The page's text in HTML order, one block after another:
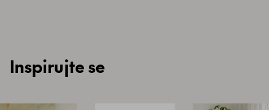
Inspirujte se